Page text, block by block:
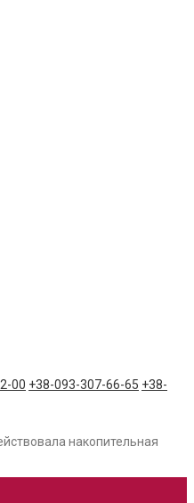
00 +38-093-307-66-65 +38-
накопительная